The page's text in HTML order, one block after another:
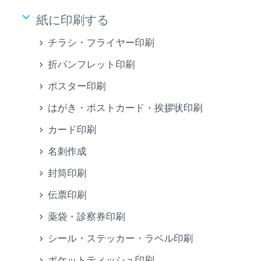
keyboard_arrow_down 紙に印刷する
チラシ・フライヤー印刷
折パンフレット印刷
ポスター印刷
はがき・ポストカード・挨拶状印刷
カード印刷
名刺作成
封筒印刷
伝票印刷
薬袋・診察券印刷
シール・ステッカー・ラベル印刷